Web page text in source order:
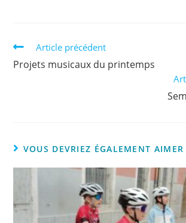
Article précédent
Projets musicaux du printemps
VOUS DEVRIEZ ÉGALEMENT AIMER